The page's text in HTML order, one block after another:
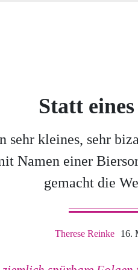
Statt
sehr kleines, sehr
Namen einer
gemacht die
Therese Reinke 16.